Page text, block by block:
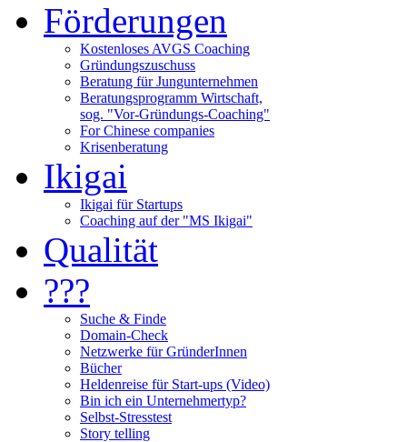
Förderungen
Kostenloses AVGS Coaching
Gründungszuschuss
Beratung für Jungunternehmen
Beratungsprogramm Wirtschaft,
sog. "Vor-Gründungs-Coaching"
For Chinese companies
Krisenberatung
Ikigai
Ikigai für Startups
Coaching auf der "MS Ikigai"
Qualität
???
Suche & Finde
Domain-Check
Netzwerke für GründerInnen
Bücher
Heldenreise für Start-ups (Video)
Bin ich ein Unternehmertyp?
Selbst-Stresstest
Story telling